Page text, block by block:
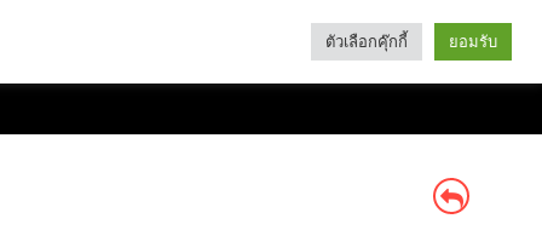
Categories
ตัวเลือกคุ๊กกี้ ยอมรับ